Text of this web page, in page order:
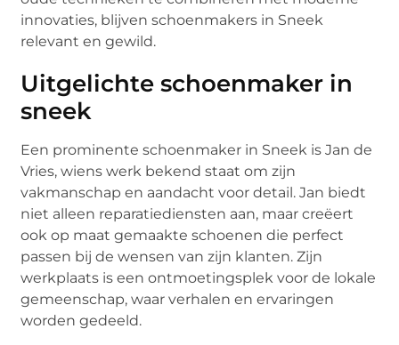
innovaties, blijven schoenmakers in Sneek
relevant en gewild.
Uitgelichte schoenmaker in
sneek
Een prominente schoenmaker in Sneek is Jan de
Vries, wiens werk bekend staat om zijn
vakmanschap en aandacht voor detail. Jan biedt
niet alleen reparatiediensten aan, maar creëert
ook op maat gemaakte schoenen die perfect
passen bij de wensen van zijn klanten. Zijn
werkplaats is een ontmoetingsplek voor de lokale
gemeenschap, waar verhalen en ervaringen
worden gedeeld.